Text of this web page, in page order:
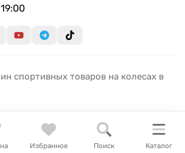
Избранное Поиск Каталог
спортивных товаров на колесах в